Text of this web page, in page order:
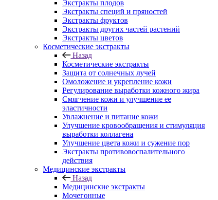
Экстракты плодов
Экстракты специй и пряностей
Экстракты фруктов
Экстракты других частей растений
Экстракты цветов
Косметические экстракты
Назад
Косметические экстракты
Защита от солнечных лучей
Омоложение и укрепление кожи
Регулирование выработки кожного жира
Смягчение кожи и улучшение ее
эластичности
Увлажнение и питание кожи
Улучшение кровообращения и стимуляция
выработки коллагена
Улучшение цвета кожи и сужение пор
Экстракты противовоспалительного
действия
Медицинские экстракты
Назад
Медицинские экстракты
Мочегонные